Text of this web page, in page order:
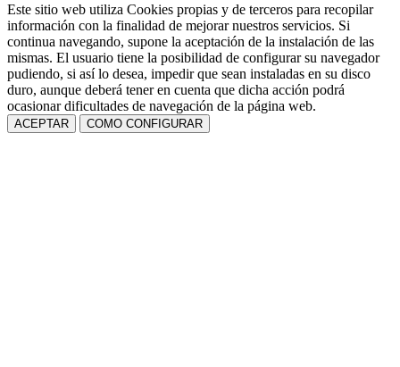
Este sitio web utiliza Cookies propias y de terceros para recopilar
información con la finalidad de mejorar nuestros servicios. Si
continua navegando, supone la aceptación de la instalación de las
mismas. El usuario tiene la posibilidad de configurar su navegador
pudiendo, si así lo desea, impedir que sean instaladas en su disco
duro, aunque deberá tener en cuenta que dicha acción podrá
ocasionar dificultades de navegación de la página web.